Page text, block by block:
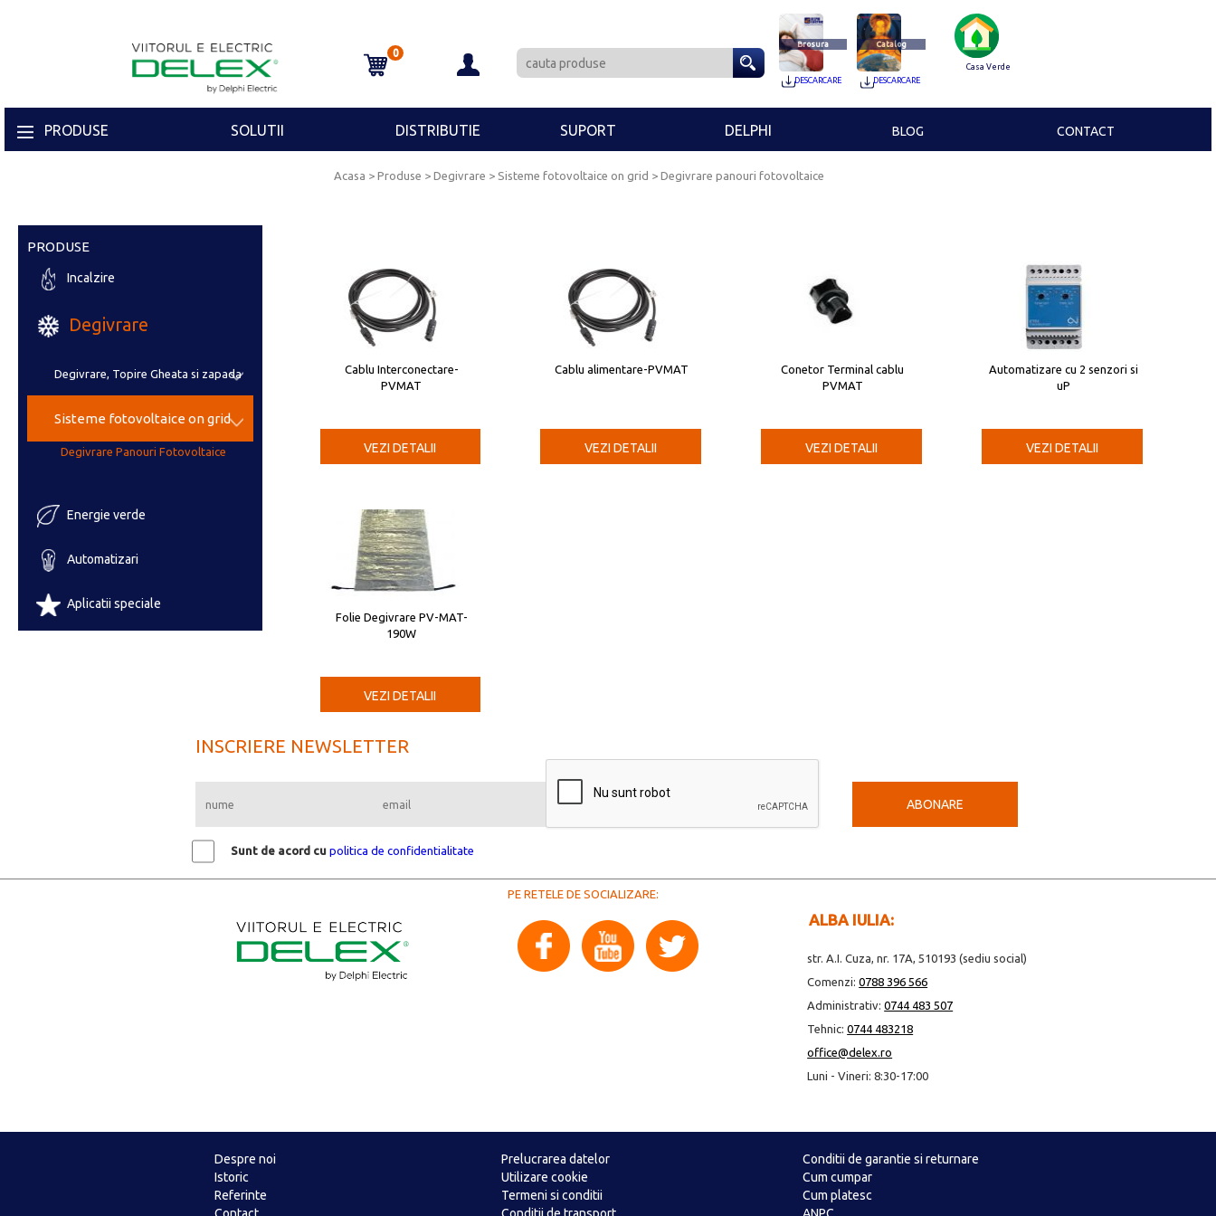
0
Brosura
DESCARCARE
Catalog
DESCARCARE
Casa Verde
PRODUSE SOLUTII DISTRIBUTIE SUPORT DELPHI BLOG CONTACT
Acasa > Produse > Degivrare > Sisteme fotovoltaice on grid >Degivrare panouri fotovoltaice
PRODUSE
Incalzire
Degivrare
Degivrare, Topire Gheata si zapada
Sisteme fotovoltaice on grid
Degivrare Panouri Fotovoltaice
Energie verde
Automatizari
Aplicatii speciale
Cablu Interconectare-
PVMAT
VEZI DETALII
Cablu alimentare-PVMAT
VEZI DETALII
Conetor Terminal cablu
PVMAT
VEZI DETALII
Automatizare cu 2 senzori si
uP
VEZI DETALII
Folie Degivrare PV-MAT-
190W
VEZI DETALII
INSCRIERE NEWSLETTER
ABONARE
Sunt de acord cu politica de confidentialitate
PE RETELE DE SOCIALIZARE:
ALBA IULIA:
str. A.I. Cuza, nr. 17A, 510193 (sediu social)
Comenzi:0788 396 566
Administrativ:0744 483 507
Tehnic:0744 483218
office@delex.ro
Luni - Vineri: 8:30-17:00
Despre noi
Istoric
Referinte
Prelucrarea datelor
Utilizare cookie
Termeni si conditii
Conditii de garantie si returnare
Cum cumpar
Cum platesc